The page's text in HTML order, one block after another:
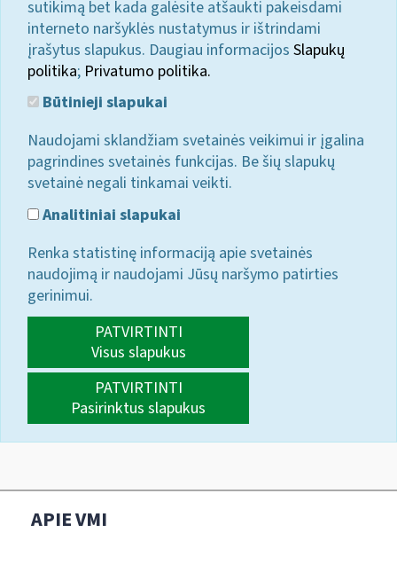
sutikimą bet kada galėsite atšaukti pakeisdami
interneto naršyklės nustatymus ir ištrindami
įrašytus slapukus. Daugiau informacijos Slapukų
politika; Privatumo politika.
Būtinieji slapukai
Naudojami sklandžiam svetainės veikimui ir įgalina
pagrindines svetainės funkcijas. Be šių slapukų
svetainė negali tinkamai veikti.
Analitiniai slapukai
Renka statistinę informaciją apie svetainės
naudojimą ir naudojami Jūsų naršymo patirties
gerinimui.
PATVIRTINTI
Visus slapukus
PATVIRTINTI
Pasirinktus slapukus
APIE VMI